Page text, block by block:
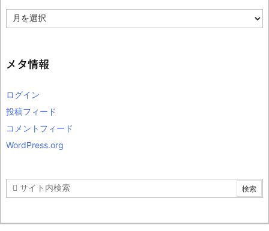
ー
ブ
メタ情報
ログイン
投稿フィード
コメントフィード
WordPress.org